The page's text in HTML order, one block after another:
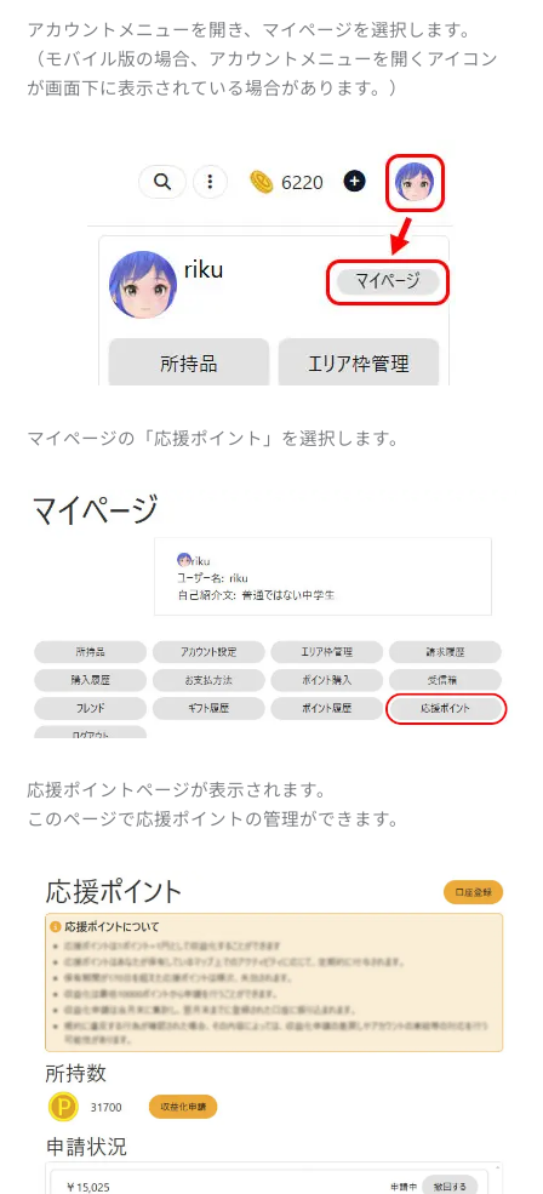
アカウントメニューを開き、マイページを選択します。
（モバイル版の場合、アカウントメニューを開くアイコン
が画面下に表示されている場合があります。）
マイページの「応援ポイント」を選択します。
応援ポイントページが表示されます。
このページで応援ポイントの管理ができます。